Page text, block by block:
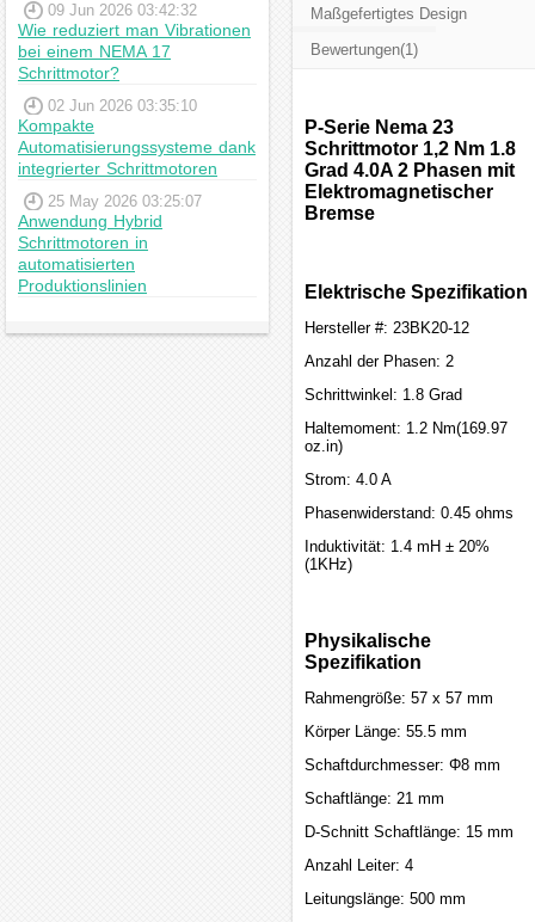
09 Jun 2026 03:42:32
Wie reduziert man Vibrationen
bei einem NEMA 17
Schrittmotor?
02 Jun 2026 03:35:10
Kompakte
Automatisierungssysteme dank
integrierter Schrittmotoren
25 May 2026 03:25:07
Anwendung Hybrid
Schrittmotoren in
automatisierten
Produktionslinien
Maßgefertigtes Design
Bewertungen(1)
P-Serie Nema 23
Schrittmotor 1,2 Nm 1.8
Grad 4.0A 2 Phasen mit
Elektromagnetischer
Bremse
Elektrische Spezifikation
Hersteller #: 23BK20-12
Anzahl der Phasen: 2
Schrittwinkel: 1.8 Grad
Haltemoment: 1.2 Nm(169.97
oz.in)
Strom: 4.0 A
Phasenwiderstand: 0.45 ohms
Induktivität: 1.4 mH ± 20%
(1KHz)
Physikalische
Spezifikation
Rahmengröße: 57 x 57 mm
Körper Länge: 55.5 mm
Schaftdurchmesser: Φ8 mm
Schaftlänge: 21 mm
D-Schnitt Schaftlänge: 15 mm
Anzahl Leiter: 4
Leitungslänge: 500 mm